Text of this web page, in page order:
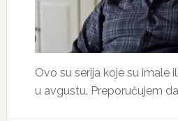
Ovo su serija koje su imale
u avgustu. Preporučujem